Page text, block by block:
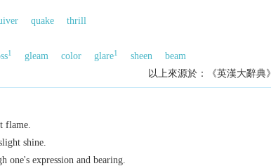
quake
thrill
1 gleam color glare1 sheen
beam
以上來源於：《英漢大辭典》
flame.
shine.
one's expression and bearing.